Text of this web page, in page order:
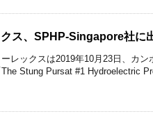
ス、SPHP-Singapore社に
レックスは2019年10月23日、カ
Stung Pursat #1 Hydroelectric